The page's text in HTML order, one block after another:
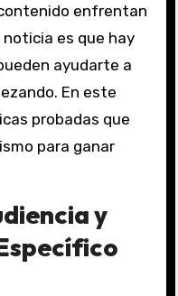
enfrentan
es que hay
ayudarte a
En este
probadas que
para ganar
y